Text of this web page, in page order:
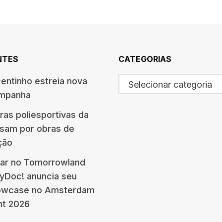
estreia nova
poliesportivas da
por obras de
no Tomorrowland
anuncia seu
no Amsterdam
2026
CATEGORIAS
Selecionar categoria